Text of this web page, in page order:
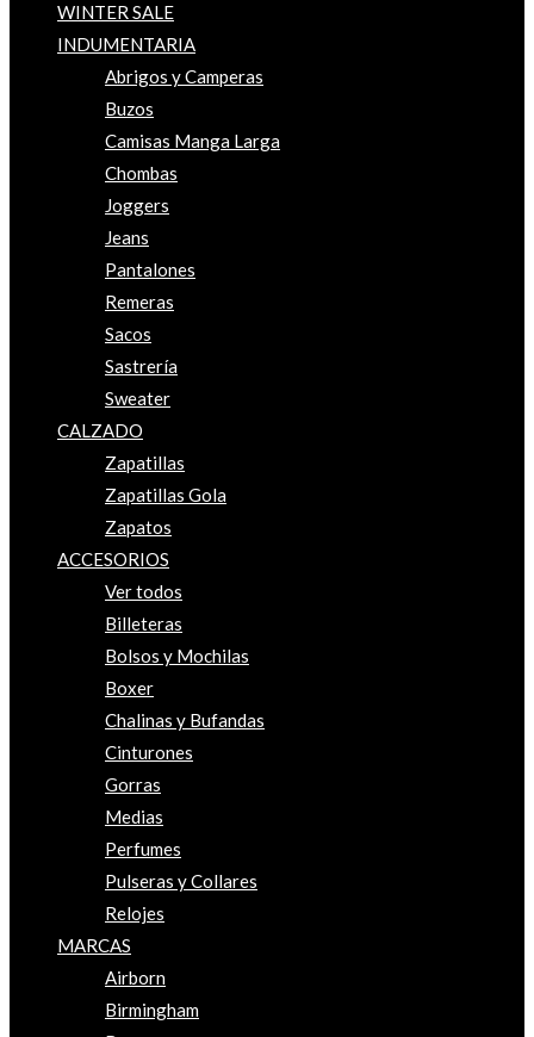
WINTER SALE
INDUMENTARIA
Abrigos y Camperas
Buzos
Camisas Manga Larga
Chombas
Joggers
Jeans
Pantalones
Remeras
Sacos
Sastrería
Sweater
CALZADO
Zapatillas
Zapatillas Gola
Zapatos
ACCESORIOS
Ver todos
Billeteras
Bolsos y Mochilas
Boxer
Chalinas y Bufandas
Cinturones
Gorras
Medias
Perfumes
Pulseras y Collares
Relojes
MARCAS
Airborn
Birmingham